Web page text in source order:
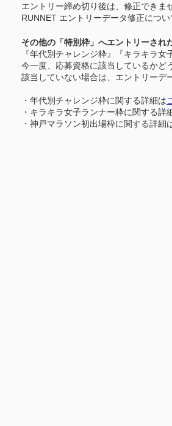
エントリー締め切り後は、修正できま
RUNNET エントリーデータ修正につい
その他の「特別枠」へエントリーされ
『年代別チャレンジ枠』『キラキラ
今一度、応募資格に該当しているかど
該当していない場合は、エントリーデ
・年代別チャレンジ枠に関する詳細は
・キラキラ女子ランナー枠に関する詳
・神戸マラソン初出場枠に関する詳細